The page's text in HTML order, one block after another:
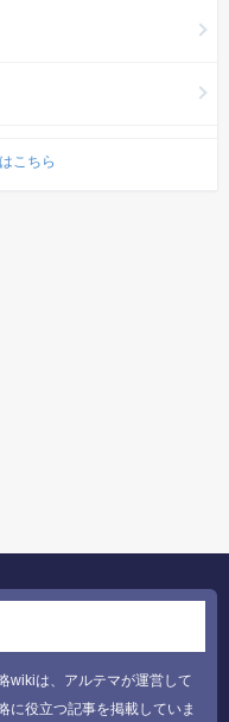
こちら
wikiは、アルテマが運営して
に役立つ記事を掲載していま